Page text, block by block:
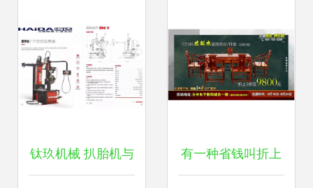
钛玖机械 扒胎机与 有一种省钱叫折上